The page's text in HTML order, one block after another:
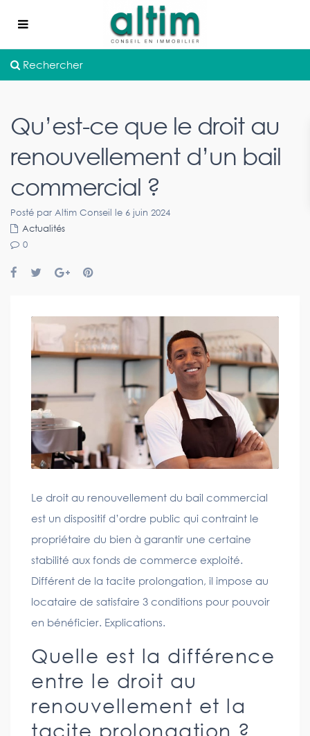
Rechercher
Qu’est-ce que le droit au
renouvellement d’un bail
commercial ?
Posté par Altim Conseil le 6 juin 2024
Actualités
0
Le droit au renouvellement du bail commercial
est un dispositif d’ordre public qui contraint le
propriétaire du bien à garantir une certaine
stabilité aux fonds de commerce exploité.
Différent de la tacite prolongation, il impose au
locataire de satisfaire 3 conditions pour pouvoir
en bénéficier. Explications.
Quelle est la différence
entre le droit au
renouvellement et la
tacite prolongation ?